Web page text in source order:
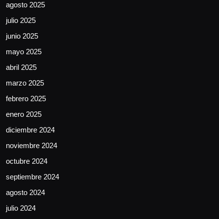
agosto 2025
julio 2025
junio 2025
mayo 2025
abril 2025
marzo 2025
febrero 2025
enero 2025
diciembre 2024
noviembre 2024
octubre 2024
septiembre 2024
agosto 2024
julio 2024